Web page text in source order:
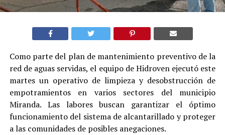
Como parte del plan de mantenimiento preventivo de la
red de aguas servidas, el equipo de Hidroven ejecutó este
martes un operativo de limpieza y desobstrucción de
empotramientos en varios sectores del municipio
Miranda. Las labores buscan garantizar el óptimo
funcionamiento del sistema de alcantarillado y proteger
a las comunidades de posibles anegaciones.